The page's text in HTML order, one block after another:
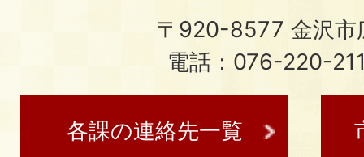
〒920-8577 金沢市
電話：076-220-
各課の連絡先一覧